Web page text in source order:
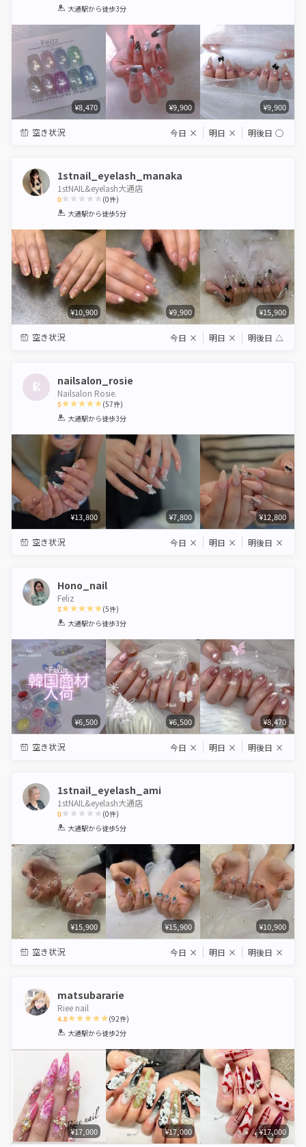
1 2 3 4 5
大通駅から徒歩3分
¥8,470 ¥9,900 ¥9,900
空き状況 今日 × 明日 × 明後日 ◯
1stnail_eyelash_manaka
1stNAIL&eyelash大通店
0
1 2 3 4 5
(0件)
大通駅から徒歩5分
¥10,900 ¥9,900 ¥15,900
空き状況 今日 × 明日 × 明後日 △
nailsalon_rosie
Nailsalon Rosie.
5
1 2 3 4 5
(57件)
大通駅から徒歩3分
¥13,800 ¥7,800 ¥12,800
空き状況 今日 × 明日 × 明後日 ×
Hono_nail
Feliz
5
1 2 3 4 5
(5件)
大通駅から徒歩3分
¥6,500 ¥6,500 ¥8,470
空き状況 今日 × 明日 × 明後日 ×
1stnail_eyelash_ami
1stNAIL&eyelash大通店
0
1 2 3 4 5
(0件)
大通駅から徒歩5分
¥15,900 ¥15,900 ¥10,900
空き状況 今日 × 明日 × 明後日 ×
matsubararie
Riee nail
4.8
1 2 3 4 5
(92件)
大通駅から徒歩2分
¥17,000 ¥17,000 ¥17,000